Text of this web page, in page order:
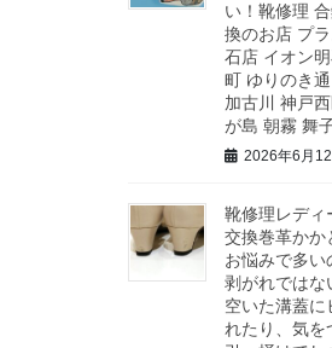
い！靴修理
換のお店 プ
石店 イオン
町 ゆりのき
加古川 神戸
が島 朝霧 舞
2026年6月12
靴修理レディ
交換巻革かか
お悩みで多い
剥がれではな
空いた溝蓋に
れたり、気を